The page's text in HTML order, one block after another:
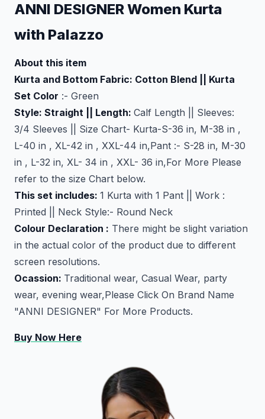
ANNI DESIGNER Women Kurta
with Palazzo
About this item
Kurta and Bottom Fabric: Cotton Blend || Kurta
Set Color :- Green
Style: Straight || Length: Calf Length || Sleeves:
3/4 Sleeves || Size Chart- Kurta-S-36 in, M-38 in ,
L-40 in , XL-42 in , XXL-44 in,Pant :- S-28 in, M-30
in , L-32 in, XL- 34 in , XXL- 36 in,For More Please
refer to the size Chart below.
This set includes: 1 Kurta with 1 Pant || Work :
Printed || Neck Style:- Round Neck
Colour Declaration : There might be slight variation
in the actual color of the product due to different
screen resolutions.
Ocassion: Traditional wear, Casual Wear, party
wear, evening wear,Please Click On Brand Name
"ANNI DESIGNER" For More Products.
Buy Now Here